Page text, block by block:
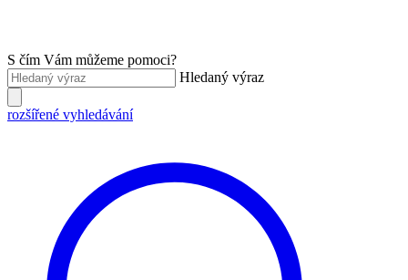
S čím Vám můžeme pomoci?
Hledaný výraz
rozšířené vyhledávání